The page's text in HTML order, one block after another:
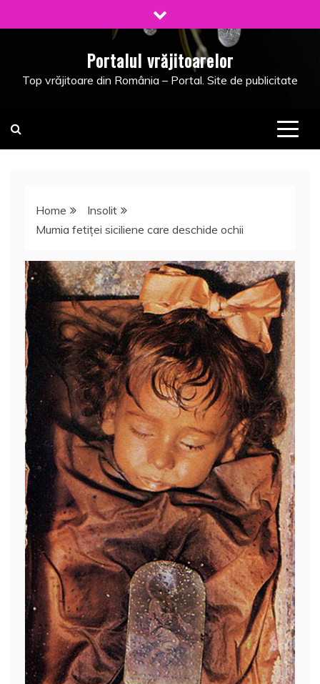
to
Portalul vrăjitoarelor
Top vrăjitoare din România – Portal. Site de publicitate
Home
Insolit
Mumia fetiţei siciliene care deschide ochii